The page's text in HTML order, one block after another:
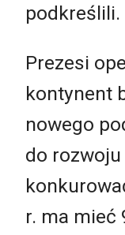
podkreślili.
Prezesi
kontynent
nowego
do
r. ma mieć